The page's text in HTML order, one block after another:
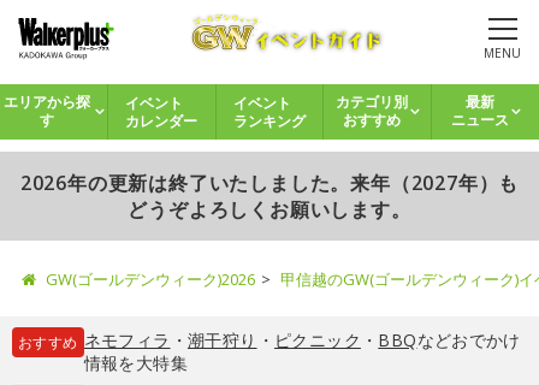
MENU
エリアから探
す
イベント
カレンダー
イベント
ランキング
カテゴリ別
おすすめ
最新
ニュース
2026年の更新は終了いたしました。来年（2027年）も
どうぞよろしくお願いします。
GW(ゴールデンウィーク)2026 甲信越のGW(ゴールデンウィーク)
おすすめ ネモフィラ ・ 潮干狩り ・ ピクニック ・ BBQなどおでかけ
情報を大特集